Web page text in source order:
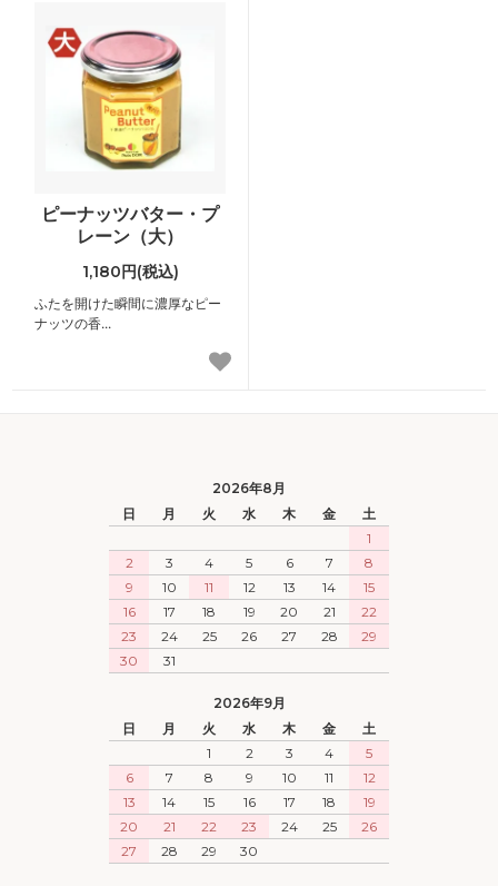
ピーナッツバター・プ
レーン（大）
1,180円(税込)
ふたを開けた瞬間に濃厚なピー
ナッツの香...
2026年8月
日
月 火 水 木 金
土
1
2
3 4 5 6 7
8
9
10 11 12 13 14
15
16
17 18 19 20 21
22
23
24 25 26 27 28
29
30
31
2026年9月
日
月 火 水 木 金
土
1
2 3 4
5
6
7 8 9 10 11
12
13
14 15 16 17 18
19
20
21 22 23 24 25
26
27
28 29 30